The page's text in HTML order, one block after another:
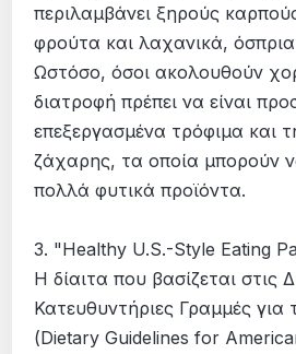
περιλαμβάνει ξηρούς
φρούτα και λαχανικά,
Ωστόσο, όσοι ακολουθούν
διατροφή πρέπει να είναι
επεξεργασμένα τρόφιμα και
ζάχαρης, τα οποία μπορούν
πολλά φυτικά προϊόντα.
3. "Healthy U.S.-Style Eating
Η δίαιτα που βασίζεται στις
Κατευθυντήριες Γραμμές για
(Dietary Guidelines for